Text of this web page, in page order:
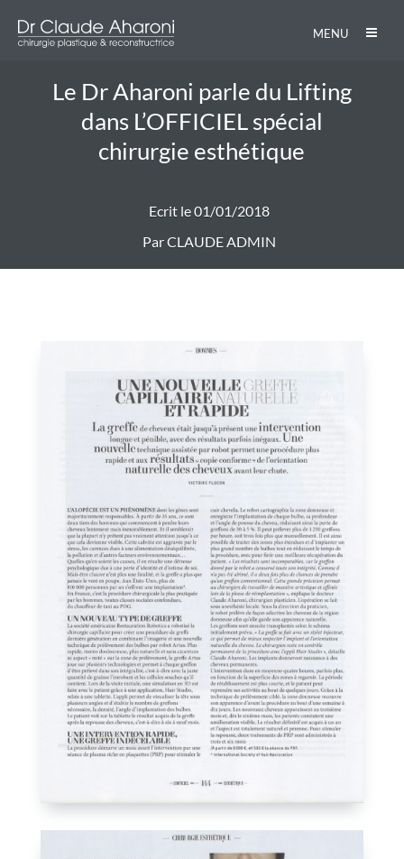
Le Dr Aharoni parle du Lifting
dans L’OFFICIEL spécial
chirurgie esthétique
Ecrit le 01/01/2018
Par CLAUDE ADMIN
MENU